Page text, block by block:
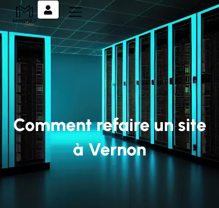
Comment refaire un site
à Vernon